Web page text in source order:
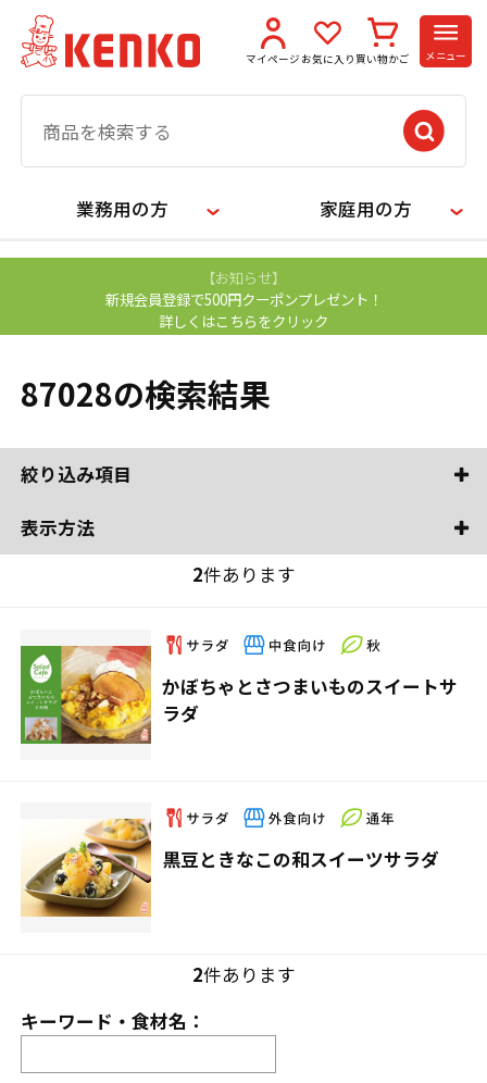
マイページ お気に入り 買い物かご メニュー
業務用の方 家庭用の方
【お知らせ】
新規会員登録で500円クーポンプレゼント！
詳しくはこちらをクリック
87028の検索結果
絞り込み項目
表示方法
2件あります
かぼちゃとさつまいものスイートサ
ラダ
黒豆ときなこの和スイーツサラダ
2件あります
キーワード・食材名：